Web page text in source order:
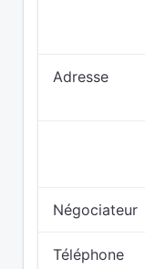
Adresse
Négociateur
Téléphone